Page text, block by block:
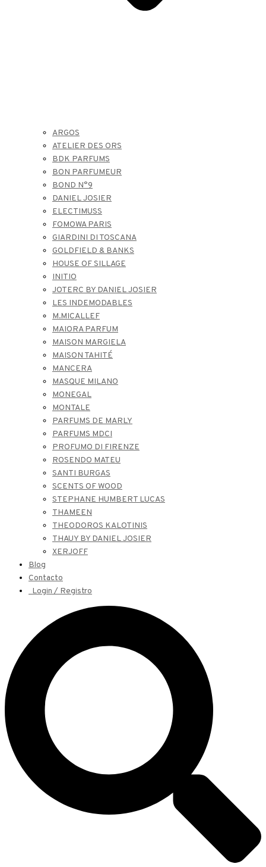
ARGOS
ATELIER DES ORS
BDK PARFUMS
BON PARFUMEUR
BOND N°9
DANIEL JOSIER
ELECTIMUSS
FOMOWA PARIS
GIARDINI DI TOSCANA
GOLDFIELD & BANKS
HOUSE OF SILLAGE
INITIO
JOTERC BY DANIEL JOSIER
LES INDEMODABLES
M.MICALLEF
MAIORA PARFUM
MAISON MARGIELA
MAISON TAHITÉ
MANCERA
MASQUE MILANO
MONEGAL
MONTALE
PARFUMS DE MARLY
PARFUMS MDCI
PROFUMO DI FIRENZE
ROSENDO MATEU
SANTI BURGAS
SCENTS OF WOOD
STEPHANE HUMBERT LUCAS
THAMEEN
THEODOROS KALOTINIS
THAUY BY DANIEL JOSIER
XERJOFF
Blog
Contacto
Login / Registro